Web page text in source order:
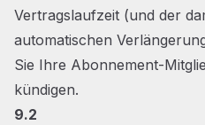
Vertragslaufzeit (und der
automatischen
Sie Ihre Abonnement-
kündigen.
9.2